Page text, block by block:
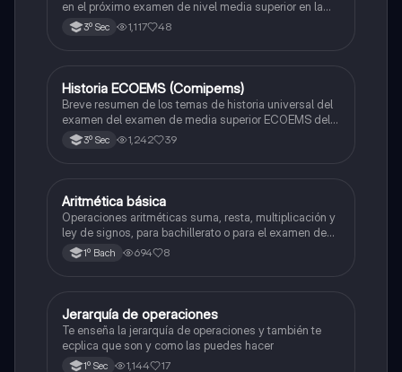
en el próximo examen de nivel media superior en la
zona metropolitana de el valle de México
3º Sec 1,117 48
Historia
Historia ECOEMS (Comipems)
Breve resumen de los temas de historia universal del
examen del examen de media superior ECOEMS del
valle de México
3º Sec 1,242 39
Matemáticas
Aritmética básica
Operaciones aritméticas suma, resta, multiplicación y
ley de signos, para bachillerato o para el examen de
admisión a la universidad
1º Bach 694 8
Matemáticas
Jerarquía de operaciones
Te enseña la jerarquía de operaciones y también te
ecplica que son y como las puedes hacer
1º Sec 1,144 17